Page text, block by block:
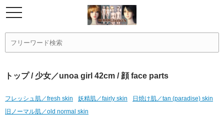
トップ/ 少女／unoa girl 42cm / 顔 face parts
フレッシュ肌／fresh skin 妖精肌／fairly skin
日焼け肌／tan (paradise) skin
旧ノーマル肌／old normal skin